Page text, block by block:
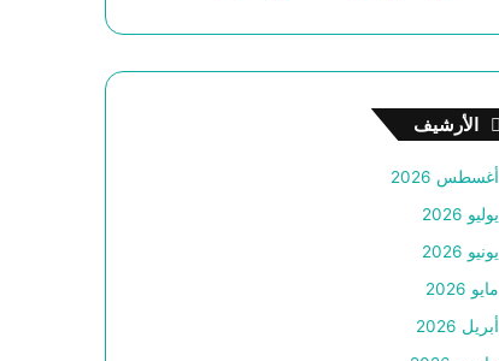
الأرشيف
أغسطس 2026
يوليو 2026
يونيو 2026
مايو 2026
أبريل 2026